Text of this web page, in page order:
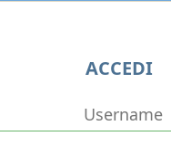
ACCEDI